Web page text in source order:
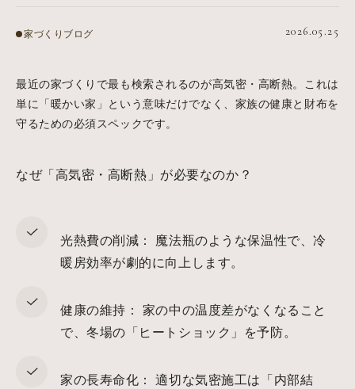
家づくりブログ 2026.05.25
最近の家づくりで最も検索されるのが高気密・高断熱。これは
単に「暖かい家」という意味だけでなく、家族の健康と財布を
守るための必須スペックです。
なぜ「高気密・高断熱」が必要なのか？
光熱費の削減： 魔法瓶のような保温性で、冷
暖房効率が劇的に向上します。
健康の維持： 家の中の温度差がなくなること
で、冬場の「ヒートショック」を予防。
家の長寿命化： 適切な気密施工は「内部結